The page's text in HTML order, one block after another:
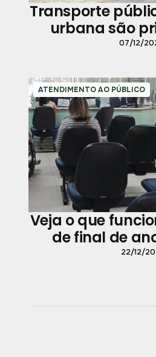
Transporte
urbana são
Prefeitura
07/12/
ATENDIMENTO AO PÚBLICO
Veja o que
de final de
22/12/